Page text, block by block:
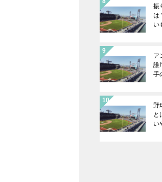
振
は
い
ア
誰
手
野
と
い